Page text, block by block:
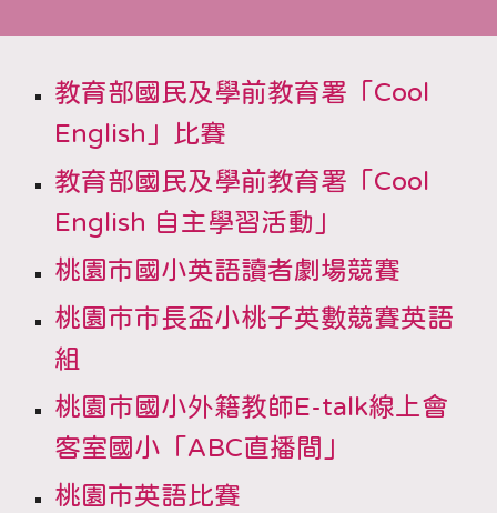
教育部國民及學前教育署「Cool
English」比賽
教育部國民及學前教育署「Cool
English 自主學習活動」
桃園市國小英語讀者劇場競賽
桃園市市長盃小桃子英數競賽英語
組
桃園市國小外籍教師E-talk線上會
客室國小「ABC直播間」
桃園市英語比賽